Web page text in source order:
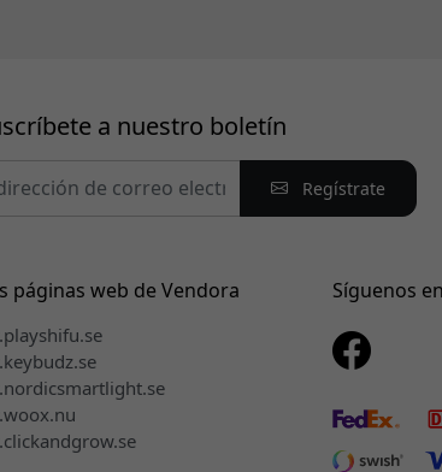
a nuestro boletín
Regístrate
páginas web de Vendora Síguenos en